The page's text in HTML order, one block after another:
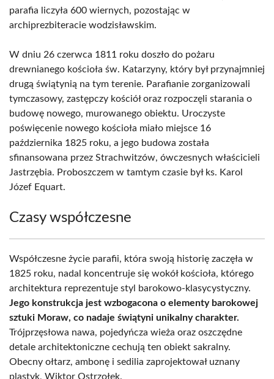
parafia liczyła 600 wiernych, pozostając w
archiprezbiteracie wodzisławskim.
W dniu 26 czerwca 1811 roku doszło do pożaru
drewnianego kościoła św. Katarzyny, który był przynajmniej
drugą świątynią na tym terenie. Parafianie zorganizowali
tymczasowy, zastępczy kościół oraz rozpoczęli starania o
budowę nowego, murowanego obiektu. Uroczyste
poświęcenie nowego kościoła miało miejsce 16
października 1825 roku, a jego budowa została
sfinansowana przez Strachwitzów, ówczesnych właścicieli
Jastrzębia. Proboszczem w tamtym czasie był ks. Karol
Józef Equart.
Czasy współczesne
Współczesne życie parafii, która swoją historię zaczęła w
1825 roku, nadal koncentruje się wokół kościoła, którego
architektura reprezentuje styl barokowo-klasycystyczny.
Jego konstrukcja jest wzbogacona o elementy barokowej
sztuki Moraw, co nadaje świątyni unikalny charakter.
Trójprzęsłowa nawa, pojedyńcza wieża oraz oszczędne
detale architektoniczne cechują ten obiekt sakralny.
Obecny ołtarz, ambonę i sedilia zaprojektował uznany
plastyk, Wiktor Ostrzołek.